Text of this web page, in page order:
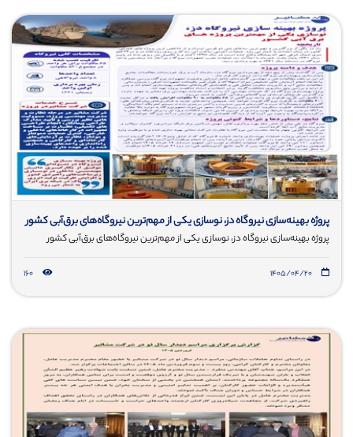
پروژه بهینه‌سازی نیروگاه دز، نوسازی یکی از مهم‌ترین نیروگاه‌های برق‌آبی کشور
پروژه بهینه‌سازی نیروگاه دز، نوسازی یکی از مهم‌ترین نیروگاه‌های برق‌آبی کشور
۱۴۰۵/۰۴/۲۰ 160